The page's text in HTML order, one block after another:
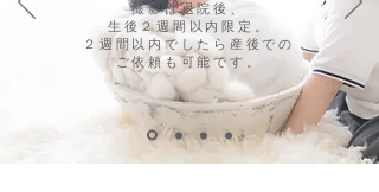
撮影は退院後、
生後２週間以内限定。
２週間以内でしたら産後での
​ご依頼も可能です。